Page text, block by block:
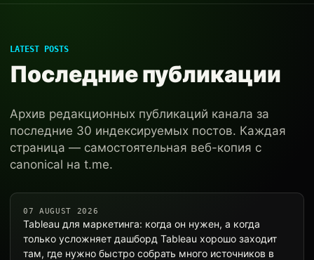
LATEST POSTS
Последние публикации
Архив редакционных публикаций канала за
последние 30 индексируемых постов. Каждая
страница — самостоятельная веб-копия с
canonical на t.me.
07 AUGUST 2026
Tableau для маркетинга: когда он нужен, а когда
только усложняет дашборд Tableau хорошо заходит
там, где нужно быстро собрать много источников в